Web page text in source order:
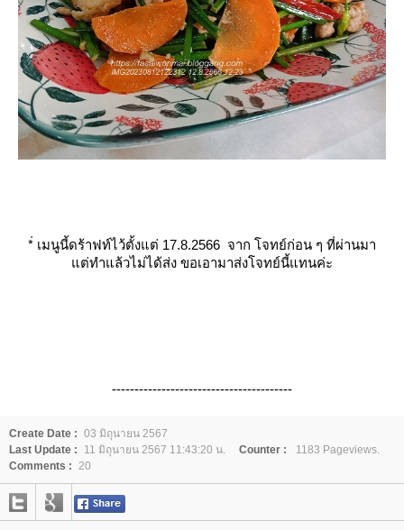
*่ เมนูนี้ดร้าฟท์ไว้ตั้งแต่ 17.8.2566 จาก โจทย์ก่อน ๆ ที่ผ่านมา
ต่ทำแล้วไม่ได้ส่ง ขอเอามาส่งโจทย์นี้แทนค่ะ
----------------------------------------
Create Date : 03 มิถุนายน 2567
Last Update :
11 มิถุนายน 2567 11:43:20 น. Counter :
1183 Pageviews.
Comments : 20